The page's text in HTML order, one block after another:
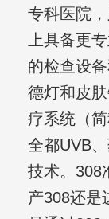
专科医院
上具备更
的检查设
德灯和皮
疗系统（
全都UVB
技术。308
产308还是